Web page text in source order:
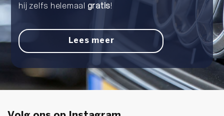
hij zelfs helemaal gratis!
Lees meer